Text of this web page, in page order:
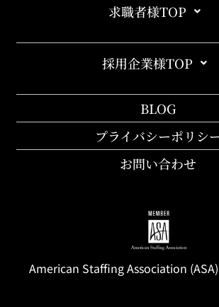
求職者様TOP
採用企業様TOP
BLOG
プライバシーポリシ
お問い合わせ
American StaffingAssociation